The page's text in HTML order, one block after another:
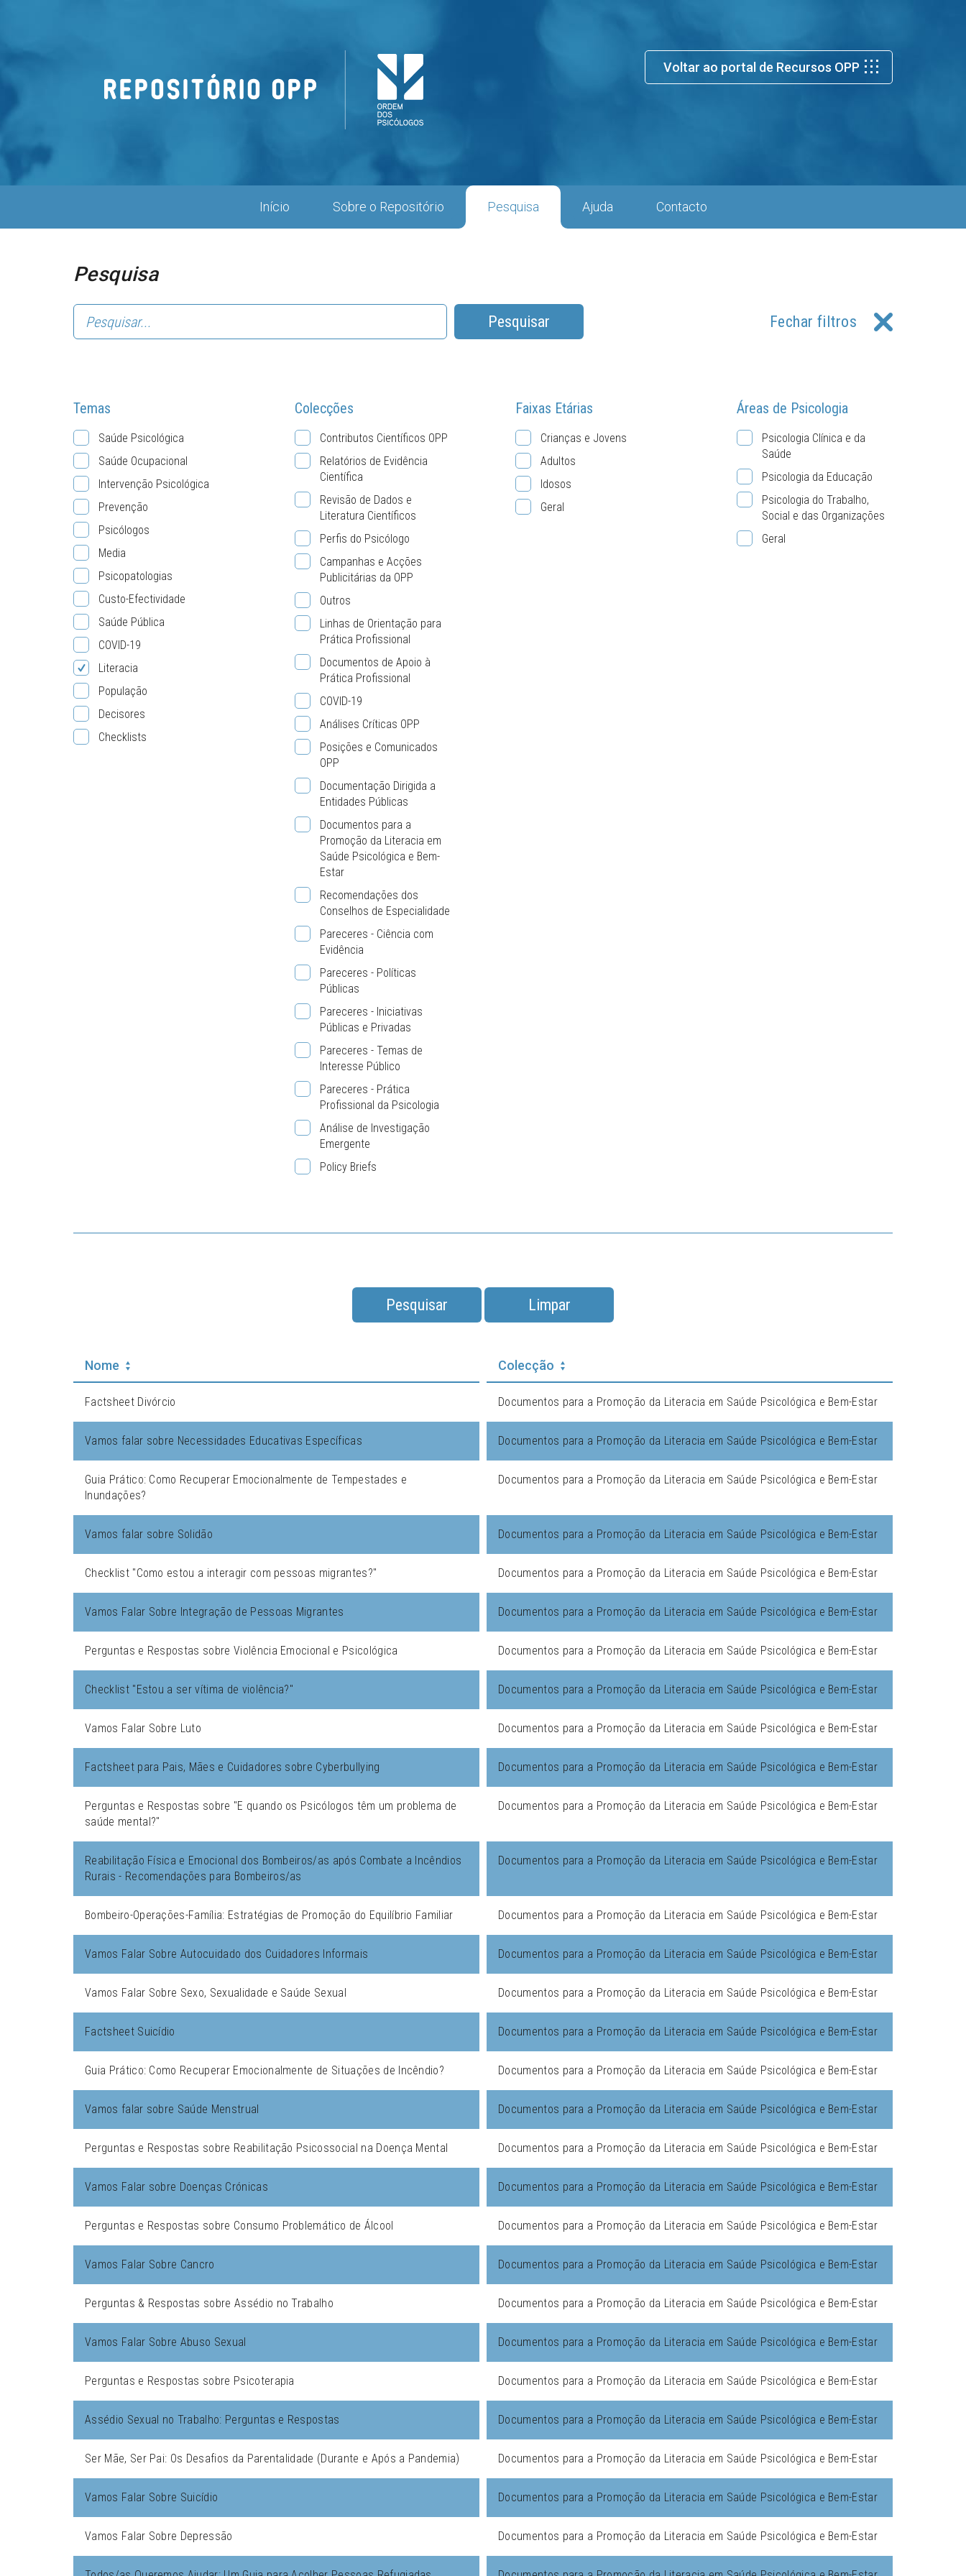
Voltar ao portal de Recursos OPP
Início Sobre o Repositório Pesquisa Ajuda Contacto
Pesquisa
Pesquisar Fechar filtros
Temas
Saúde Psicológica
Saúde Ocupacional
Intervenção Psicológica
Prevenção
Psicólogos
Media
Psicopatologias
Custo-Efectividade
Saúde Pública
COVID-19
Literacia
População
Decisores
Checklists
Colecções
Contributos Científicos OPP
Relatórios de Evidência
Científica
Revisão de Dados e
Literatura Científicos
Perfis do Psicólogo
Campanhas e Acções
Publicitárias da OPP
Outros
Linhas de Orientação para
Prática Profissional
Documentos de Apoio à
Prática Profissional
COVID-19
Análises Críticas OPP
Posições e Comunicados
OPP
Documentação Dirigida a
Entidades Públicas
Documentos para a
Promoção da Literacia em
Saúde Psicológica e Bem-
Estar
Recomendações dos
Conselhos de Especialidade
Pareceres - Ciência com
Evidência
Pareceres - Políticas
Públicas
Pareceres - Iniciativas
Públicas e Privadas
Pareceres - Temas de
Interesse Público
Pareceres - Prática
Profissional da Psicologia
Análise de Investigação
Emergente
Policy Briefs
Faixas Etárias
Crianças e Jovens
Adultos
Idosos
Geral
Áreas de Psicologia
Psicologia Clínica e da
Saúde
Psicologia da Educação
Psicologia do Trabalho,
Social e das Organizações
Geral
Pesquisar Limpar
Nome Colecção
Factsheet Divórcio Documentos para a Promoção da Literacia em Saúde Psicológica e Bem-Estar
Vamos falar sobre Necessidades Educativas Específicas Documentos para a Promoção da Literacia em Saúde Psicológica e Bem-Estar
Guia Prático: Como Recuperar Emocionalmente de Tempestades e
Inundações?
Documentos para a Promoção da Literacia em Saúde Psicológica e Bem-Estar
Vamos falar sobre Solidão Documentos para a Promoção da Literacia em Saúde Psicológica e Bem-Estar
Checklist "Como estou a interagir com pessoas migrantes?" Documentos para a Promoção da Literacia em Saúde Psicológica e Bem-Estar
Vamos Falar Sobre Integração de Pessoas Migrantes Documentos para a Promoção da Literacia em Saúde Psicológica e Bem-Estar
Perguntas e Respostas sobre Violência Emocional e Psicológica Documentos para a Promoção da Literacia em Saúde Psicológica e Bem-Estar
Checklist "Estou a ser vítima de violência?" Documentos para a Promoção da Literacia em Saúde Psicológica e Bem-Estar
Vamos Falar Sobre Luto Documentos para a Promoção da Literacia em Saúde Psicológica e Bem-Estar
Factsheet para Pais, Mães e Cuidadores sobre Cyberbullying Documentos para a Promoção da Literacia em Saúde Psicológica e Bem-Estar
Perguntas e Respostas sobre "E quando os Psicólogos têm um problema de
saúde mental?"
Documentos para a Promoção da Literacia em Saúde Psicológica e Bem-Estar
Reabilitação Física e Emocional dos Bombeiros/as após Combate a Incêndios
Rurais - Recomendações para Bombeiros/as
Documentos para a Promoção da Literacia em Saúde Psicológica e Bem-Estar
Bombeiro-Operações-Família: Estratégias de Promoção do Equilíbrio Familiar Documentos para a Promoção da Literacia em Saúde Psicológica e Bem-Estar
Vamos Falar Sobre Autocuidado dos Cuidadores Informais Documentos para a Promoção da Literacia em Saúde Psicológica e Bem-Estar
Vamos Falar Sobre Sexo, Sexualidade e Saúde Sexual Documentos para a Promoção da Literacia em Saúde Psicológica e Bem-Estar
Factsheet Suicídio Documentos para a Promoção da Literacia em Saúde Psicológica e Bem-Estar
Guia Prático: Como Recuperar Emocionalmente de Situações de Incêndio? Documentos para a Promoção da Literacia em Saúde Psicológica e Bem-Estar
Vamos falar sobre Saúde Menstrual Documentos para a Promoção da Literacia em Saúde Psicológica e Bem-Estar
Perguntas e Respostas sobre Reabilitação Psicossocial na Doença Mental Documentos para a Promoção da Literacia em Saúde Psicológica e Bem-Estar
Vamos Falar sobre Doenças Crónicas Documentos para a Promoção da Literacia em Saúde Psicológica e Bem-Estar
Perguntas e Respostas sobre Consumo Problemático de Álcool Documentos para a Promoção da Literacia em Saúde Psicológica e Bem-Estar
Vamos Falar Sobre Cancro Documentos para a Promoção da Literacia em Saúde Psicológica e Bem-Estar
Perguntas & Respostas sobre Assédio no Trabalho Documentos para a Promoção da Literacia em Saúde Psicológica e Bem-Estar
Vamos Falar Sobre Abuso Sexual Documentos para a Promoção da Literacia em Saúde Psicológica e Bem-Estar
Perguntas e Respostas sobre Psicoterapia Documentos para a Promoção da Literacia em Saúde Psicológica e Bem-Estar
Assédio Sexual no Trabalho: Perguntas e Respostas Documentos para a Promoção da Literacia em Saúde Psicológica e Bem-Estar
Ser Mãe, Ser Pai: Os Desafios da Parentalidade (Durante e Após a Pandemia) Documentos para a Promoção da Literacia em Saúde Psicológica e Bem-Estar
Vamos Falar Sobre Suicídio Documentos para a Promoção da Literacia em Saúde Psicológica e Bem-Estar
Vamos Falar Sobre Depressão Documentos para a Promoção da Literacia em Saúde Psicológica e Bem-Estar